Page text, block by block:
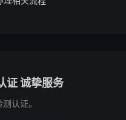
证 诚挚服务
认证。